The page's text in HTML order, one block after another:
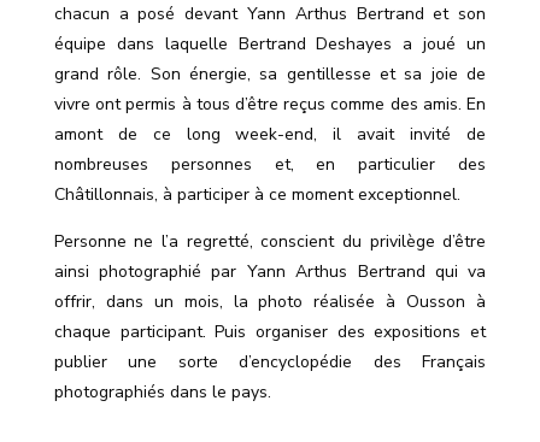
chacun a posé devant Yann Arthus Bertrand et son
équipe dans laquelle Bertrand Deshayes a joué un
grand rôle. Son énergie, sa gentillesse et sa joie de
vivre ont permis à tous d’être reçus comme des amis. En
amont de ce long week-end, il avait invité de
nombreuses personnes et, en particulier des
Châtillonnais, à participer à ce moment exceptionnel.
Personne ne l’a regretté, conscient du privilège d’être
ainsi photographié par Yann Arthus Bertrand qui va
offrir, dans un mois, la photo réalisée à Ousson à
chaque participant. Puis organiser des expositions et
publier une sorte d’encyclopédie des Français
photographiés dans le pays.